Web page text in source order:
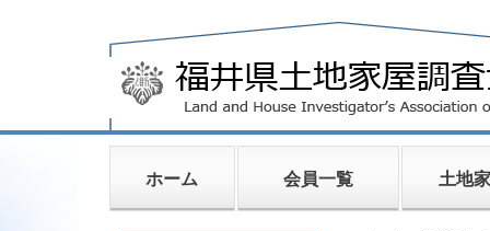
ホーム 会員一覧 土地